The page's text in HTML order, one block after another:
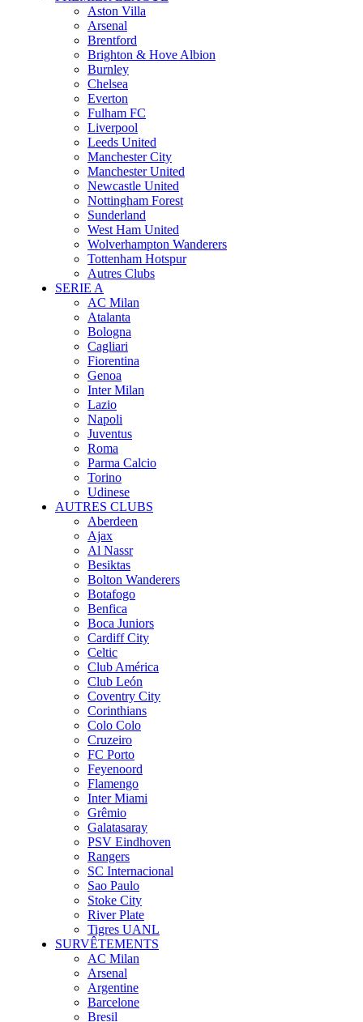
Aston Villa
Arsenal
Brentford
Brighton & Hove Albion
Burnley
Chelsea
Everton
Fulham FC
Liverpool
Leeds United
Manchester City
Manchester United
Newcastle United
Nottingham Forest
Sunderland
West Ham United
Wolverhampton Wanderers
Tottenham Hotspur
Autres Clubs
SERIE A
AC Milan
Atalanta
Bologna
Cagliari
Fiorentina
Genoa
Inter Milan
Lazio
Napoli
Juventus
Roma
Parma Calcio
Torino
Udinese
AUTRES CLUBS
Aberdeen
Ajax
Al Nassr
Besiktas
Bolton Wanderers
Botafogo
Benfica
Boca Juniors
Cardiff City
Celtic
Club América
Club León
Coventry City
Corinthians
Colo Colo
Cruzeiro
FC Porto
Feyenoord
Flamengo
Inter Miami
Grêmio
Galatasaray
PSV Eindhoven
Rangers
SC Internacional
Sao Paulo
Stoke City
River Plate
Tigres UANL
SURVÊTEMENTS
AC Milan
Arsenal
Argentine
Barcelone
Bresil